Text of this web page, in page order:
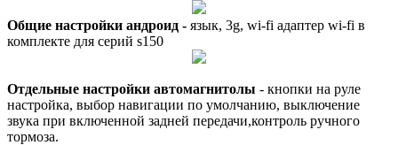
Общие настройки андроид - язык, 3g, wi-fi адаптер wi-fi в
комплекте для серий s150
Отдельные настройки автомагнитолы - кнопки на руле
настройка, выбор навигации по умолчанию, выключение
звука при включенной задней передачи,контроль ручного
тормоза.